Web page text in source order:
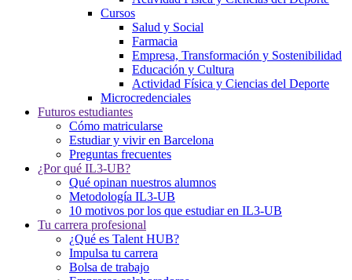
Cursos
Salud y Social
Farmacia
Empresa, Transformación y Sostenibilidad
Educación y Cultura
Actividad Física y Ciencias del Deporte
Microcredenciales
Futuros estudiantes
Cómo matricularse
Estudiar y vivir en Barcelona
Preguntas frecuentes
¿Por qué IL3-UB?
Qué opinan nuestros alumnos
Metodología IL3-UB
10 motivos por los que estudiar en IL3-UB
Tu carrera profesional
¿Qué es Talent HUB?
Impulsa tu carrera
Bolsa de trabajo